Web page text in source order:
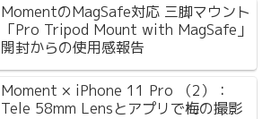
MomentのMagSafe対応 三脚マウント
「Pro Tripod Mount with MagSafe」
開封からの使用感報告
Moment × iPhone 11 Pro （2）：
Tele 58mm Lensとアプリで梅の撮影